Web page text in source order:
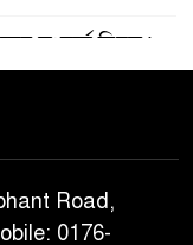
সংঘর্ষে নিহত ৯
Road,
0176-